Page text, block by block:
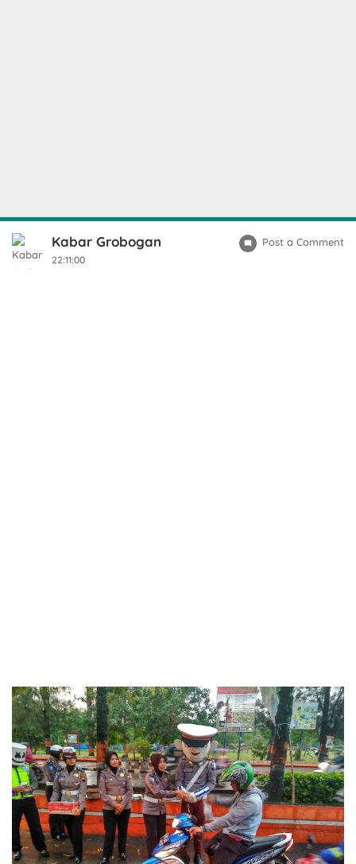
Kabar Grobogan
22:11:00
Post a Comment